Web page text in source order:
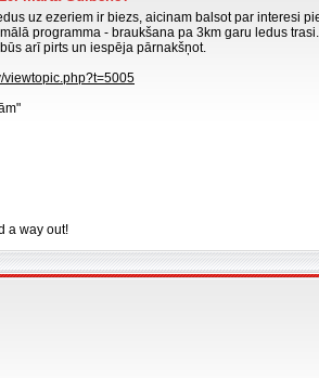
uz ezeriem ir biezs, aicinam balsot par interesi
programma - braukšana pa 3km garu ledus trasi.
arī pirts un iespēja pārnakšņot.
viewtopic.php?t=5005
a way out!